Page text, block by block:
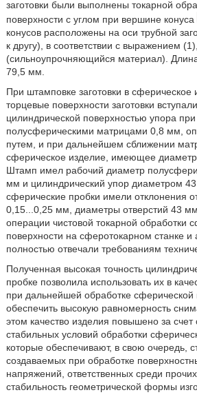
заготовки были выполнены токарной
поверхности с углом при вершине конуса
конусов расположены на оси трубной
к другу), в соответствии с выражением
(сильноупрочняющийся материал). Длина
79,5 мм.
При штамповке заготовки в сферическое
торцевые поверхности заготовки
цилиндрической поверхностью упора
полусферическими матрицами 0,8 мм,
путем, и при дальнейшем сближении
сферическое изделие, имеющее
Штамп имел рабочий диаметр
мм и цилиндрический упор диаметром
сферические пробки имели отклонения
0,15...0,25 мм, диаметры отверстий 43
операции чистовой токарной обработки
поверхности на сферотокарном станке
полностью отвечали требованиям
Полученная высокая точность
пробке позволила использовать их в
при дальнейшей обработке сферической
обеспечить высокую равномерность
этом качество изделия повышено за счет
стабильных условий обработки
которые обеспечивают, в свою очередь,
создаваемых при обработке
напряжений, ответственных среди
стабильность геометрической формы